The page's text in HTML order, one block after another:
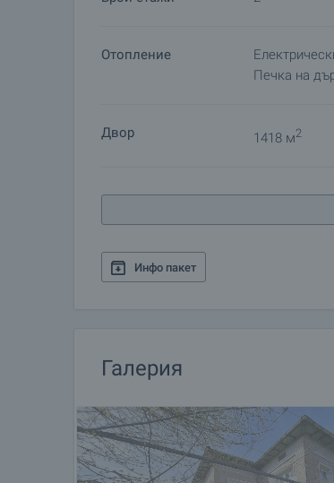
Отопление
Печка на
Двор 1418 м2
Инфо пакет
Галерия